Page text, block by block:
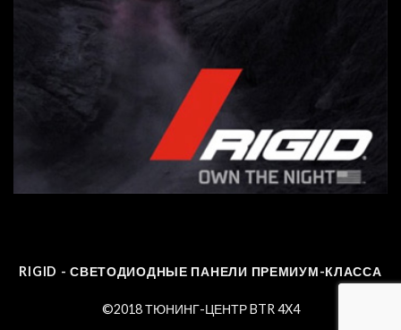
RIGID - СВЕТОДИОДНЫЕ ПАНЕЛИ ПРЕМИУМ-КЛАССА
©2018 ТЮНИНГ-ЦЕНТР BTR 4X4